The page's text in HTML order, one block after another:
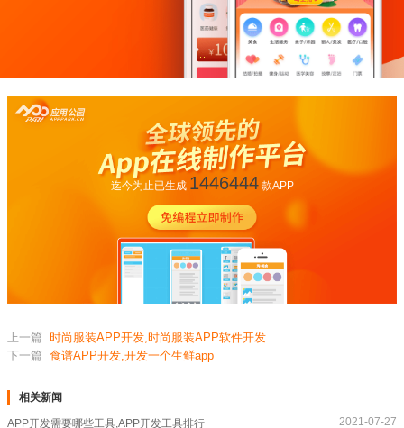
迄今为止已生成 1446444款APP
上一篇
时尚服装APP开发,时尚服装APP软件开发
下一篇 食谱APP开发,开发一个生鲜app
相关新闻
APP开发需要哪些工具,APP开发工具排行 2021-07-27